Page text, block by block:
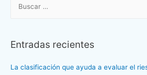
c
r
Entradas recientes
La clasificación que ayuda a evaluar el